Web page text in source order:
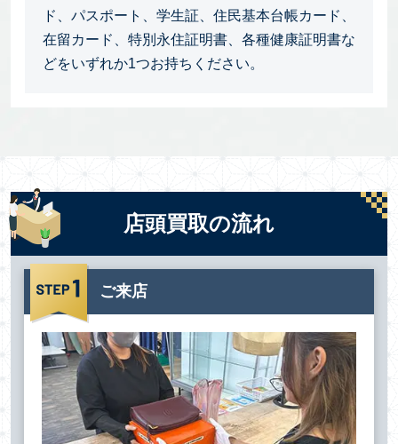
ド、パスポート、学生証、住民基本台帳カード、
在留カード、特別永住証明書、各種健康証明書な
どをいずれか1つお持ちください。
店頭買取の流れ
ご来店